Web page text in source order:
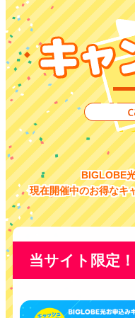
BIGLOBE
現在開催中のお得なキ
当サイト限定